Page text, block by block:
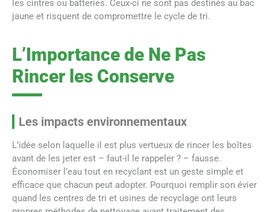
les cintres ou batteries. Ceux-ci ne sont pas destinés au bac
jaune et risquent de compromettre le cycle de tri.
L’Importance de Ne Pas
Rincer les Conserve
Les impacts environnementaux
L’idée selon laquelle il est plus vertueux de rincer les boîtes
avant de les jeter est – faut-il le rappeler ? – fausse.
Économiser l’eau tout en recyclant est un geste simple et
efficace que chacun peut adopter. Pourquoi remplir son évier
quand les centres de tri et usines de recyclage ont leurs